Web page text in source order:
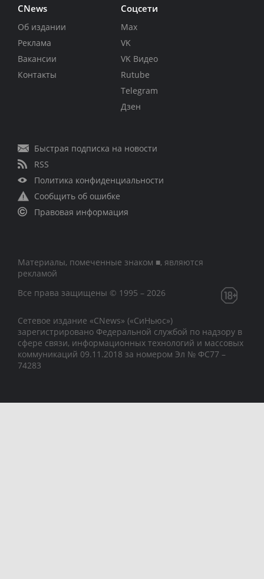
CNews
Об издании
Реклама
Вакансии
Контакты
Соцсети
Max
VK
VK Видео
Rutube
Telegram
Дзен
Быстрая подписка на новости
RSS
Политика конфиденциальности
Сообщить об ошибке
Правовая информация
Материалы, помеченные знаком ■, являются
рекламой
Все права защищены © 1995 – 2026
Сетевое издание «CNews» («СиНьюс»)
зарегистрировано Федеральной службой по надзору в
сфере связи, информационных технологий и массовых
коммуникаций 09.11.2018 за номером Эл № ФС77 –
74283